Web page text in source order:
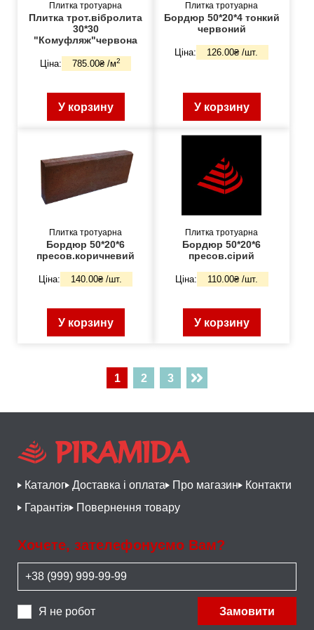
Плитка тротуарна
Плитка трот.вібролита
30*30
"Комуфляж"червона
Ціна: 785.00₴ /м2
У корзину
Плитка тротуарна
Бордюр 50*20*4 тонкий
червоний
Ціна: 126.00₴ /шт.
У корзину
Плитка тротуарна
Бордюр 50*20*6
пресов.коричневий
Ціна: 140.00₴ /шт.
У корзину
Плитка тротуарна
Бордюр 50*20*6
пресов.сірий
Ціна: 110.00₴ /шт.
У корзину
1 2 3
Каталог Доставка і оплата Про магазин
Контакти
Гарантія
Повернення товару
Хочете, зателефонуємо Вам?
Я не робот Замовити